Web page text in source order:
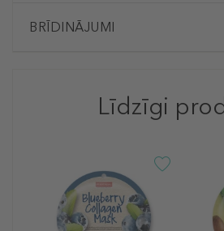
BRĪDINĀJUMI
Līdzīgi